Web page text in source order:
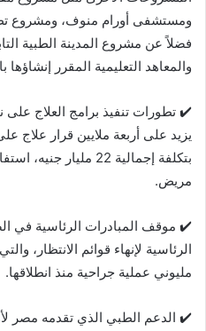
ومستشفى أورام منوف، ومشروع
فضلاً عن مشروع المدينة الطبية
والمعاهد التعليمية المقرر إنشاؤها
✔️ تطورات تنفيذ برامج العلاج على
مريض.
✔️ موقف المبادرات الرئاسية في
الرئاسية لإنهاء قوائم الانتظار،
مليوني عملية جراحية منذ انطلاقها.
✔️ الدعم الطبي الذي تقدمه مصر